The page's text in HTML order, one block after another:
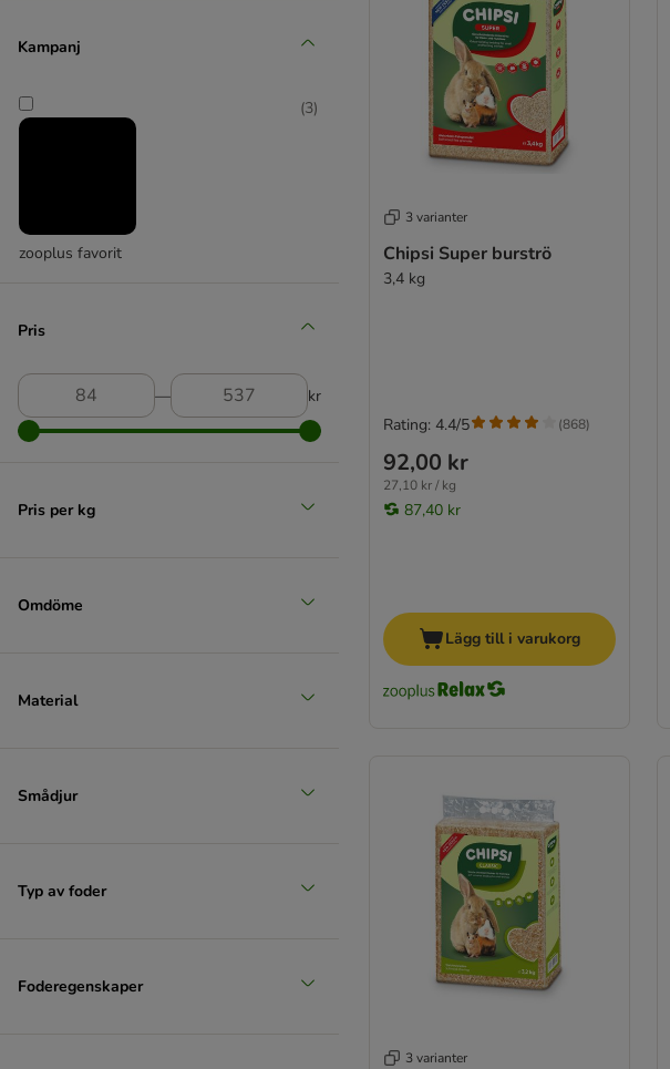
Kampanj
zooplus favorit
(3)
Pris
― kr
Pris per kg
Omdöme
Material
Smådjur
Typ av foder
Foderegenskaper
3 varianter
Chipsi Super burströ
3,4 kg
92,00 kr
27,10 kr / kg
87,40 kr
Rating: 4.4/5 (868)
Lägg till i varukorg
3 varianter